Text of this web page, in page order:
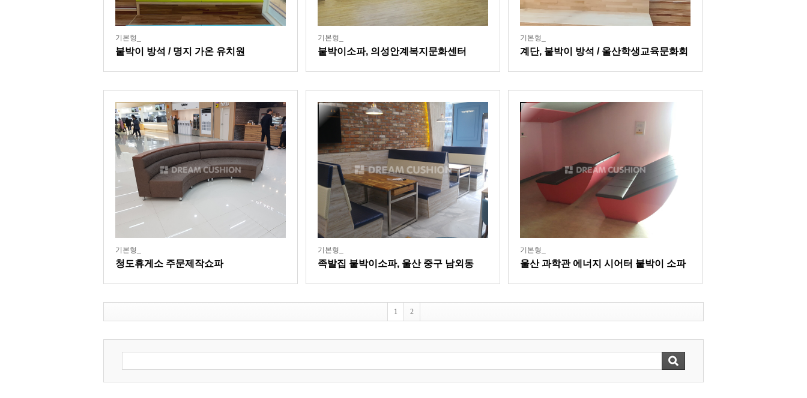
기본형_
붙박이 방석 / 명지 가온 유치원
기본형_
붙박이소파, 의성안계복지문화센터
기본형_
계단, 붙박이 방석 / 울산학생교육문화회
기본형_
청도휴게소 주문제작쇼파
기본형_
족발집 붙박이소파, 울산 중구 남외동
기본형_
울산 과학관 에너지 시어터 붙박이 소파
1 2